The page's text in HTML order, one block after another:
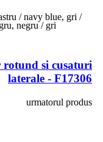
/ navy blue, gri /
, negru / gri
rotund si cusaturi
laterale - F17306
urmatorul produs